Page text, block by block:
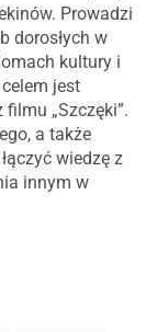
Prowadzi
dorosłych w
kultury i
jest
filmu „Szczęki”.
a także
wiedzę z
innym w